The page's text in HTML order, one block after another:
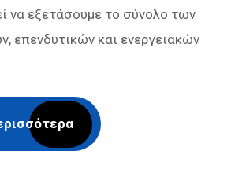
να εξετάσουμε το σύνολο των
επενδυτικών και ενεργειακών